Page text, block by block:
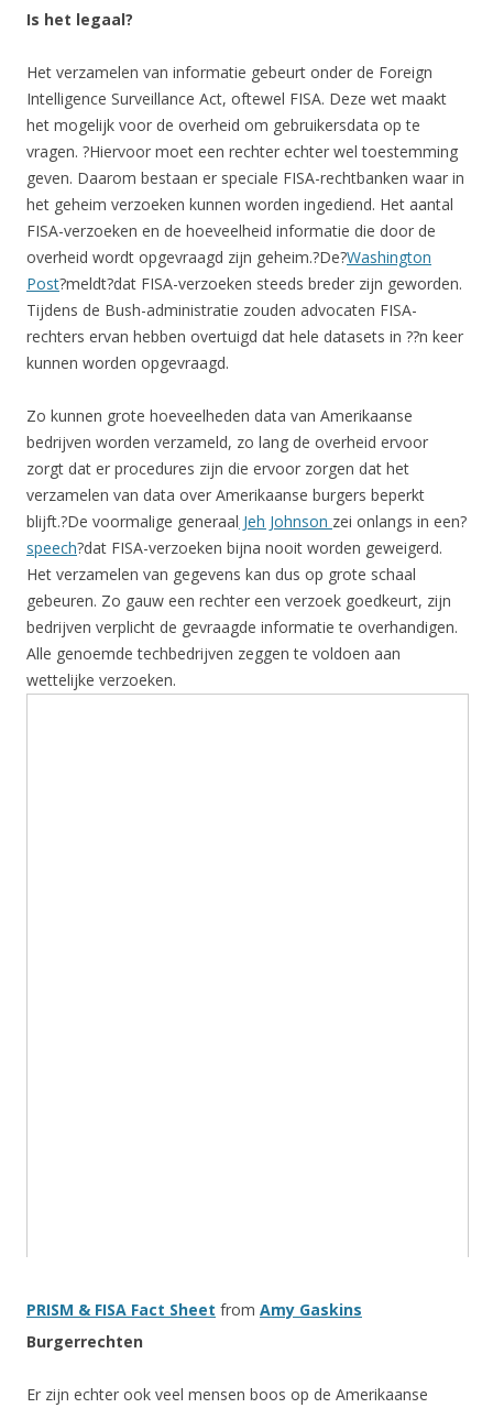
Is het legaal?
Het verzamelen van informatie gebeurt onder de Foreign
Intelligence Surveillance Act, oftewel FISA. Deze wet maakt
het mogelijk voor de overheid om gebruikersdata op te
vragen. ?Hiervoor moet een rechter echter wel toestemming
geven. Daarom bestaan er speciale FISA-rechtbanken waar in
het geheim verzoeken kunnen worden ingediend. Het aantal
FISA-verzoeken en de hoeveelheid informatie die door de
overheid wordt opgevraagd zijn geheim.?De?Washington
Post?meldt?dat FISA-verzoeken steeds breder zijn geworden.
Tijdens de Bush-administratie zouden advocaten FISA-
rechters ervan hebben overtuigd dat hele datasets in ??n keer
kunnen worden opgevraagd.
Zo kunnen grote hoeveelheden data van Amerikaanse
bedrijven worden verzameld, zo lang de overheid ervoor
zorgt dat er procedures zijn die ervoor zorgen dat het
verzamelen van data over Amerikaanse burgers beperkt
blijft.?De voormalige generaal Jeh Johnson zei onlangs in een?
speech?dat FISA-verzoeken bijna nooit worden geweigerd.
Het verzamelen van gegevens kan dus op grote schaal
gebeuren. Zo gauw een rechter een verzoek goedkeurt, zijn
bedrijven verplicht de gevraagde informatie te overhandigen.
Alle genoemde techbedrijven zeggen te voldoen aan
wettelijke verzoeken.
PRISM & FISA Fact Sheet from Amy Gaskins
Burgerrechten
Er zijn echter ook veel mensen boos op de Amerikaanse